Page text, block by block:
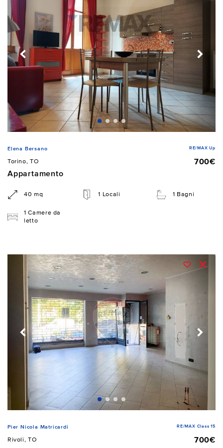
Elena Bersano RE/MAX Up
Torino, TO
700€
Appartamento
40 mq 1 Locali 1 Bagni
1 Camere da
letto
Pier Nicola Matricardi RE/MAX Class 15
Rivoli, TO
700€